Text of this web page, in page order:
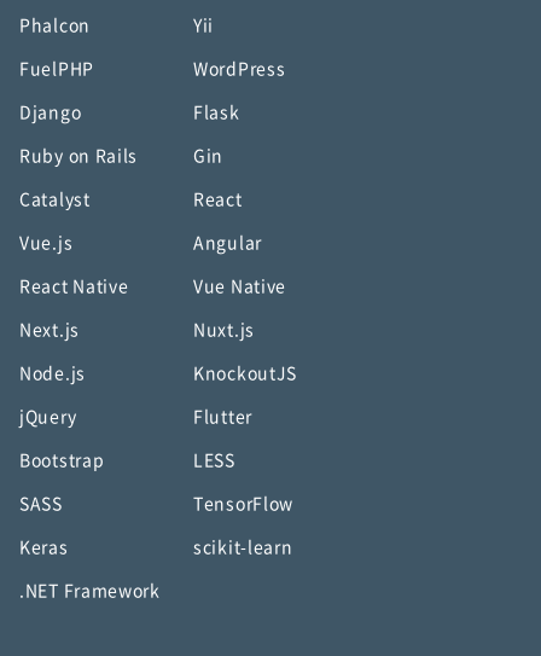
Phalcon Yii
FuelPHP WordPress
Django Flask
Ruby on Rails Gin
Catalyst React
Vue.js Angular
React Native Vue Native
Next.js Nuxt.js
Node.js KnockoutJS
jQuery Flutter
Bootstrap LESS
SASS TensorFlow
Keras scikit-learn
.NET Framework